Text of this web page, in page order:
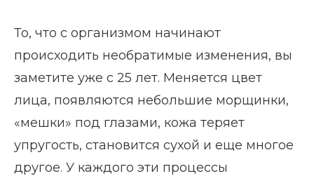
То, что с организмом начинают
происходить необратимые изменения, вы
заметите уже с 25 лет. Меняется цвет
лица, появляются небольшие морщинки,
«мешки» под глазами, кожа теряет
упругость, становится сухой и еще многое
другое. У каждого эти процессы